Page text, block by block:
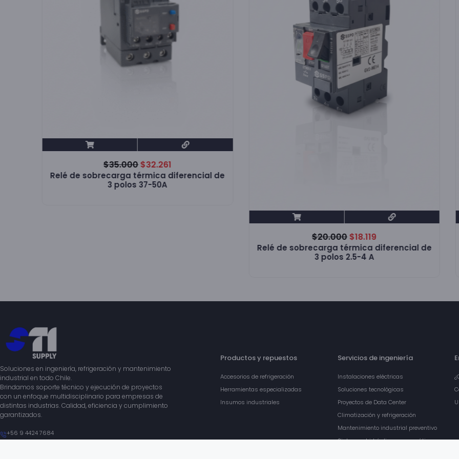
Relé de sobrecarga térmica diferencial de
3 polos 37-50A
$35.000$32.261
Relé de sobrecarga térmica diferencial de
3 polos 2.5-4 A
$20.000$18.119
Soluciones en ingeniería, refrigeración y mantenimiento
industrial en todo Chile.
Brindamos soporte técnico y ejecución de proyectos
con un enfoque multidisciplinario para empresas de
distintas industrias. Calidad, eficiencia y cumplimiento
garantizados.
+56 9 4424 7684
Productos y repuestos
Accesorios de refrigeración
Herramientas especializadas
Insumos industriales
Servicios de ingeniería
Instalaciones eléctricas
Soluciones tecnológicas
Proyectos de Data Center
Climatización y refrigeración
Mantenimiento industrial preventivo
Sistemas hidráulicos y neumáticos